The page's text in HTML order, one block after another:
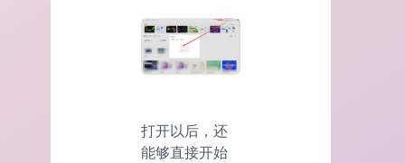
打开以后，还
能够直接开始